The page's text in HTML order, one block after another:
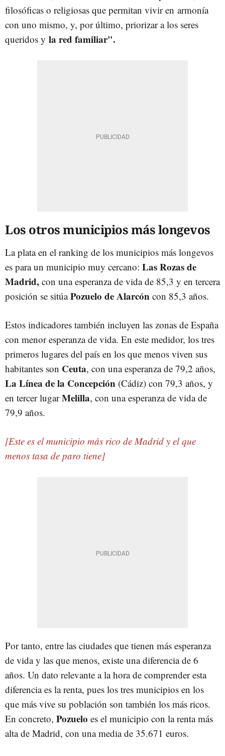
filosóficas o religiosas que permitan vivir en armonía
con uno mismo, y, por último, priorizar a los seres
queridos y la red familiar".
Los otros municipios más longevos
La plata en el ranking de los municipios más longevos
es para un municipio muy cercano: Las Rozas de
Madrid, con una esperanza de vida de 85,3 y en tercera
posición se sitúaPozuelo de Alarcón con 85,3 años.
Estos indicadores también incluyen las zonas de España
con menor esperanza de vida. En este medidor, los tres
primeros lugares del país en los que menos viven sus
habitantes son Ceuta, con una esperanza de 79,2 años,
La Línea de la Concepción (Cádiz) con 79,3 años, y
en tercer lugarMelilla, con una esperanza de vida de
79,9 años.
[Este es el municipio más rico de Madrid y el que
menos tasa de paro tiene]
Por tanto, entre las ciudades que tienen más esperanza
de vida y las que menos, existe una diferencia de 6
años. Un dato relevante a la hora de comprender esta
diferencia es la renta, pues los tres municipios en los
que más vive su población son también los más ricos.
En concreto, Pozuelo es el municipio con la renta más
alta de Madrid, con una media de 35.671 euros.